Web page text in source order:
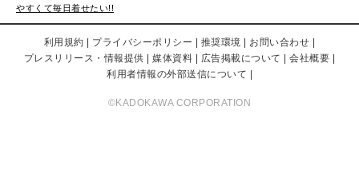
やすくて毎日着せたい!!
利用規約 プライバシーポリシー 推奨環境
お問い合わせ
プレスリリース・情報提供
媒体資料 広告掲載について
会社概要
利用者情報の外部送信について
©KADOKAWA CORPORATION